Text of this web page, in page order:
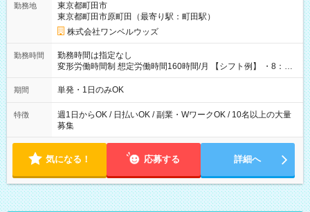
勤務地
東京都町田市
東京都町田市原町田（最寄り駅：町田駅）
株式会社ワンベルウッズ
勤務時間
勤務時間は指定なし
変形労働時間制 想定労働時間160時間/月 【シフト例】 ・8：00
～21：00
期間 単発・1日のみOK
特徴
週1日からOK / 日払いOK / 副業・WワークOK / 10名以上の大量
募集
気になる！ 応募する 詳細へ